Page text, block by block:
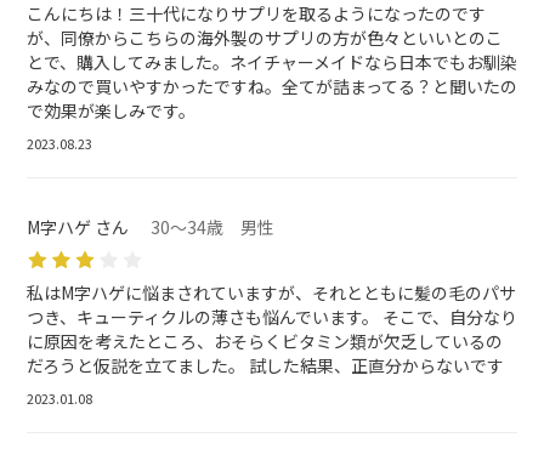
こんにちは！三十代になりサプリを取るようになったのです
が、同僚からこちらの海外製のサプリの方が色々といいとのこ
とで、購入してみました。ネイチャーメイドなら日本でもお馴染
みなので買いやすかったですね。全てが詰まってる？と聞いたの
で効果が楽しみです。
2023.08.23
M字ハゲ さん 30～34歳 男性
私はM字ハゲに悩まされていますが、それとともに髪の毛のパサ
つき、キューティクルの薄さも悩んでいます。 そこで、自分なり
に原因を考えたところ、おそらくビタミン類が欠乏しているの
だろうと仮説を立てました。 試した結果、正直分からないです
2023.01.08